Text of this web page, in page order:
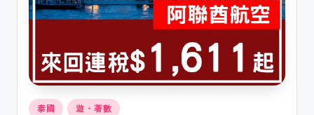
Posted
泰國 遊・著數